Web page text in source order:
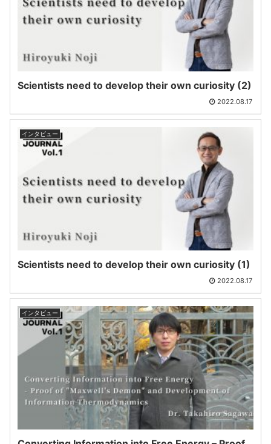
Scientists need to develop their own curiosity (2)
2022.08.17
インタビュー
Scientists need to develop their own curiosity (1)
2022.08.17
インタビュー